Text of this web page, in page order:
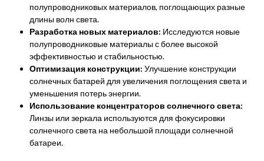
полупроводниковых материалов, поглощающих разные
длины волн света.
Разработка новых материалов: Исследуются новые
полупроводниковые материалы с более высокой
эффективностью и стабильностью.
Оптимизация конструкции: Улучшение конструкции
солнечных батарей для увеличения поглощения света и
уменьшения потерь энергии.
Использование концентраторов солнечного света:
Линзы или зеркала используются для фокусировки
солнечного света на небольшой площади солнечной
батареи.